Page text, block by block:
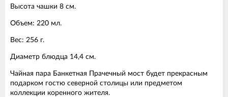
Высота чашки 8 см.
Объем: 220 мл.
Вес: 256 г.
Диаметр блюдца 14,4 см.
Чайная пара Банкетная Прачечный мост будет прекрасным
подарком гостю северной столицы или предметом
коллекции коренного жителя.